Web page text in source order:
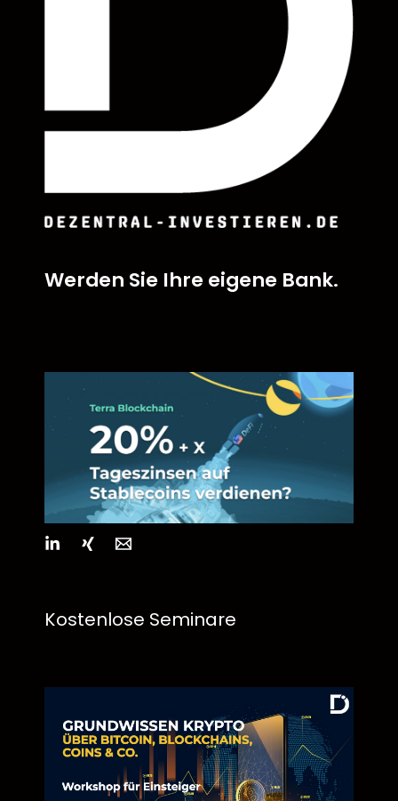
Werden Sie Ihre eigene Bank.
Kostenlose Seminare